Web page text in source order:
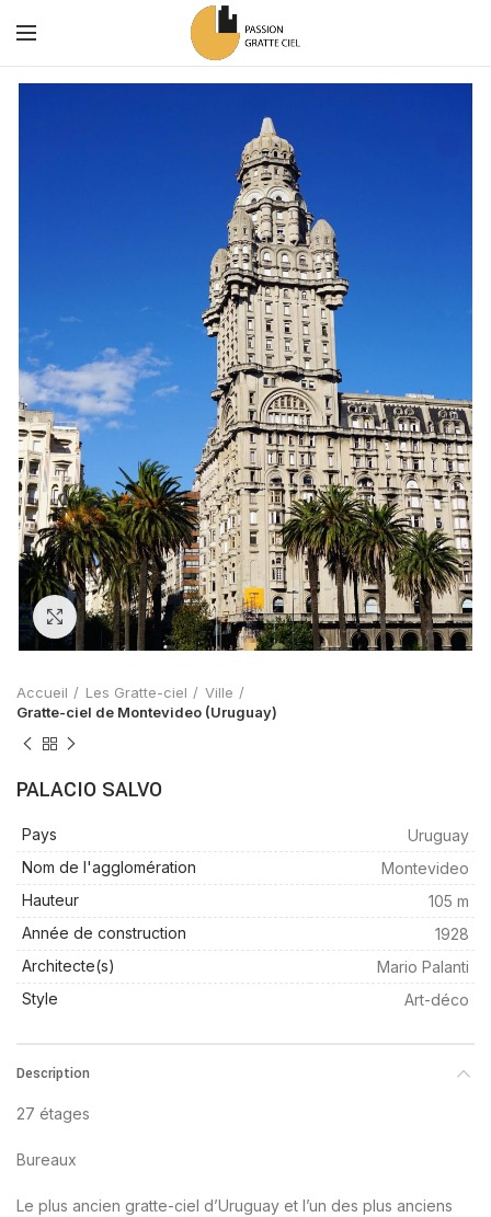
Zoom
Accueil Les Gratte-ciel
Ville
Gratte-ciel de Montevideo (Uruguay)
PALACIO SALVO
Pays
Uruguay
Nom de l'agglomération
Montevideo
Hauteur
105 m
Année de construction
1928
Architecte(s)
Mario Palanti
Style
Art-déco
Description
27 étages
Bureaux
Le plus ancien gratte-ciel d’Uruguay et l’un des plus anciens